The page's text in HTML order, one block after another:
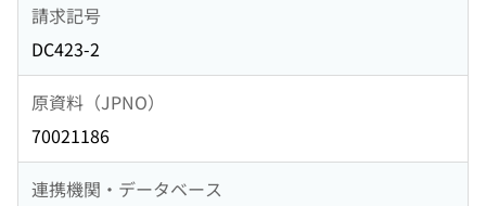
請求記号
DC423-2
原資料（JPNO）
70021186
連携機関・データベース